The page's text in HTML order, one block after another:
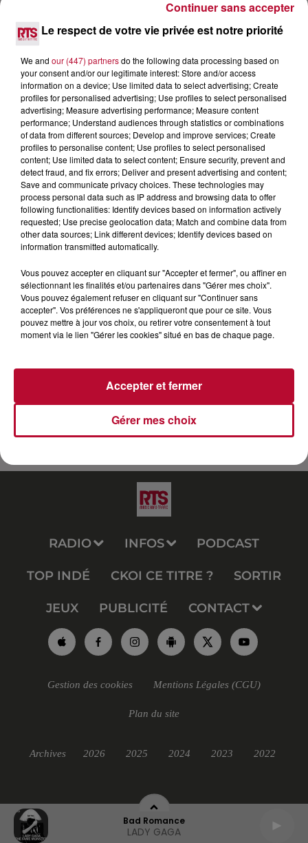
Bad Romance
LADY GAGA
Lecture (24 min 5 sec)
RTS
12 février 2020 - 24 min 5 sec
ALEXANDRE BRASSEUR L'INTERVIEW
DANS CARRÉ VIP SU
Il est Alex Bertrand dans la série "Demain nous
appartient". Un des personnages principaux de la
série arrivé dés le début de l'aventure DNA. Il fait
encore les beaux jours de la série à succès de TF1
depui 2017. Alexandre nous parle de son rôle mais
également de sa carrière et de son approche de l'art
RADIO INFOS PODCAST
TOP INDÉ CKOI CE TITRE ? SORTIR
JEUX PUBLICITÉ CONTACT
Gestion des cookies Mentions Légales (CGU)
Plan du site
Archives 2026 2025 2024 2023 2022
Le respect de votre vie privée est notre priorité
We and our (447) partnersdo the following data processing based on
your consent and/or our legitimate interest: Store and/or access
information on a device; Use limited data to select advertising; Create
profiles for personalised advertising; Use profiles to select personalised
advertising; Measure advertising performance; Measure content
performance; Understand audiences through statistics or combinations
of data from different sources; Develop and improve services; Create
profiles to personalise content; Use profiles to select personalised
content; Use limited data to select content; Ensure security, prevent and
detect fraud, and fix errors; Deliver and present advertising and content;
Save and communicate privacy choices. These technologies may
process personal data such as IP address and browsing data to offer
following functionalities: Identify devices based on information actively
requested; Use precise geolocation data; Match and combine data from
other data sources; Link different devices; Identify devices based on
information transmitted automatically.
Vous pouvez accepter en cliquant sur "Accepter et fermer", ou affiner en
sélectionnant les finalités et/ou partenaires dans "Gérer mes choix".
Vous pouvez également refuser en cliquant sur "Continuer sans
accepter". Vos préférences ne s'appliqueront que pour ce site. Vous
pouvez mettre à jour vos choix, ou retirer votre consentement à tout
moment via le lien "Gérer les cookies" situé en bas de chaque page.
Gérer mes choix
Accepter et fermer
Continuer sans accepter